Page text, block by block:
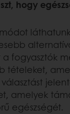
hogy
fogyasztók
tételeket,
amelyek
egészségét.